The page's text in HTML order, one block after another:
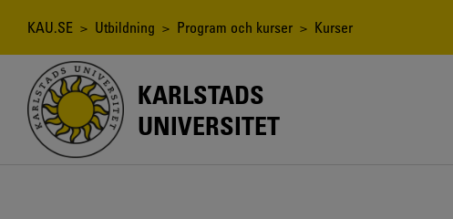
Länkstig
KAU.SE > Utbildning > Program och kurser > Kurser
KARLSTADS
UNIVERSITET